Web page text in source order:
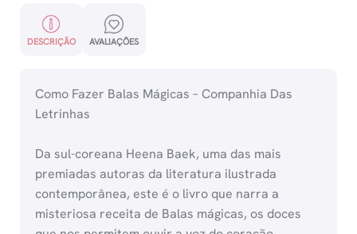
DESCRIÇÃO AVALIAÇÕES
Como Fazer Balas Mágicas – Companhia Das
Letrinhas
Da sul-coreana Heena Baek, uma das mais
premiadas autoras da literatura ilustrada
contemporânea, este é o livro que narra a
misteriosa receita de Balas mágicas, os doces